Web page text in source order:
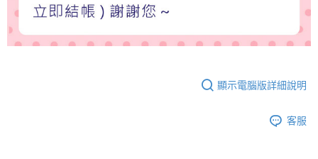
顯示電腦版詳細說明
客服